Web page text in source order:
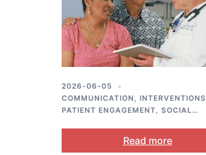
2026-06-05
COMMUNICATION , INTERVENTIONS
PATIENT ENGAGEMENT, SOCIAL
Read more